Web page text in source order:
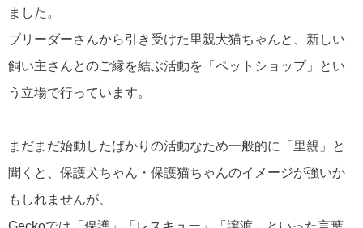
ました。
ブリーダーさんから引き受けた里親犬猫ちゃんと、新しい
飼い主さんとのご縁を結ぶ活動を「ペットショップ」とい
う立場で行っています。
まだまだ始動したばかりの活動なため一般的に「里親」と
聞くと、保護犬ちゃん・保護猫ちゃんのイメージが強いか
もしれませんが、